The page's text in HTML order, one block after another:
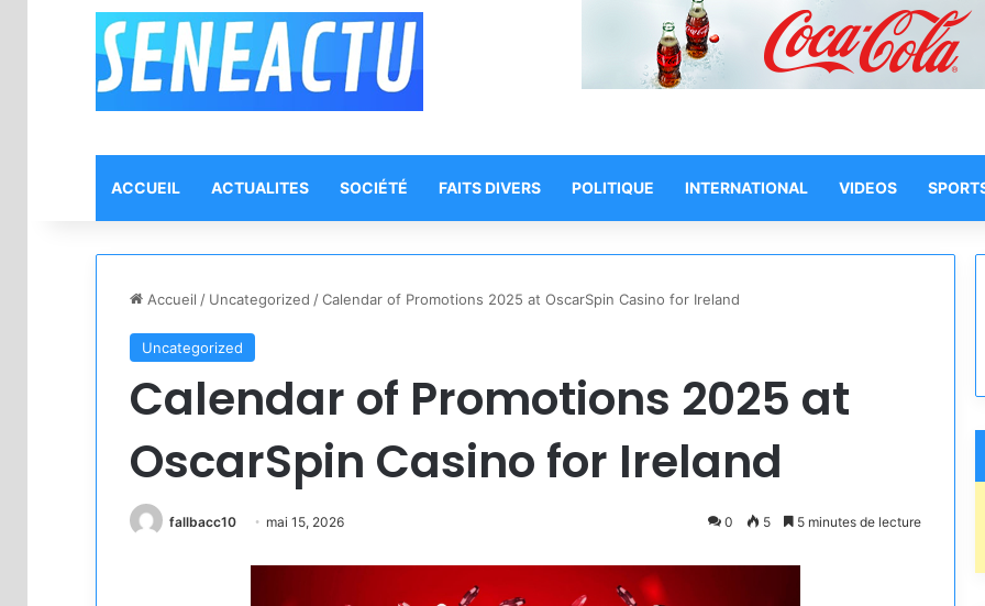
ACCUEIL ACTUALITES SOCIÉTÉ FAITS DIVERS POLITIQUE INTERNATIONAL VIDEOS
Accueil / Uncategorized /Calendar of Promotions 2025 at OscarSpin Casino for Ireland
Uncategorized
Calendar of Promotions 2025 at
OscarSpin Casino for Ireland
fallbacc10 mai 15, 2026 0 5 5 minutes de lecture